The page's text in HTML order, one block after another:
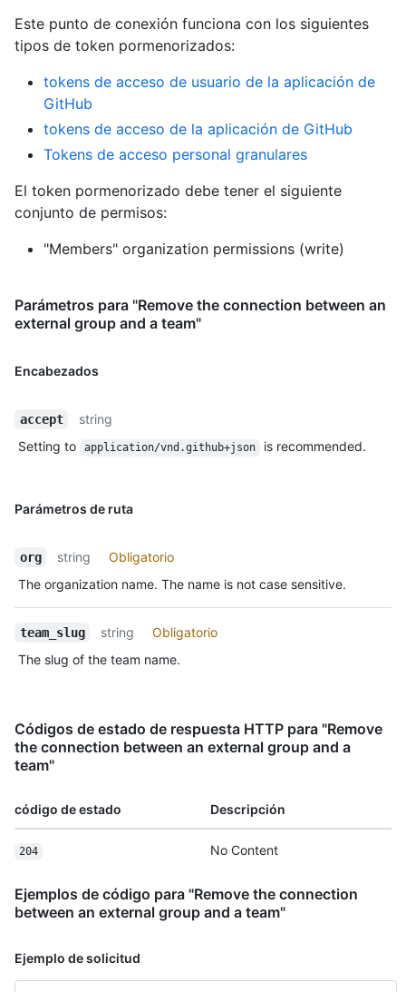
Este punto de conexión funciona con los siguientes
tipos de token pormenorizados:
tokens de acceso de usuario de la aplicación de
GitHub
tokens de acceso de la aplicación de GitHub
Tokens de acceso personal granulares
El token pormenorizado debe tener el siguiente
conjunto de permisos:
"Members" organization permissions (write)
Parámetros para "Remove the connection between an
external group and a team"
Encabezados
accept
string
Setting to
application/vnd.github+json is recommended.
Parámetros de ruta
org string
Obligatorio
The organization name. The name is not case sensitive.
team_slug string
Obligatorio
The slug of the team name.
Códigos de estado de respuesta HTTP para "Remove
the connection between an external group and a
team"
código de estado Descripción
204 No Content
Ejemplos de código para "Remove the connection
between an external group and a team"
Ejemplo de solicitud